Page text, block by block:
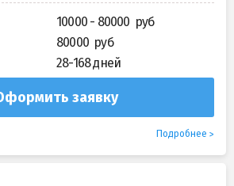
10000 - 80000
80000
28-168 дней
заявку
Подробнее